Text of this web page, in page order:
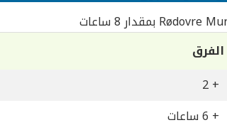
الفرق
+ 2
+ 6 ساعات